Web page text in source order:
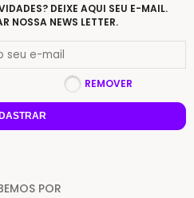
DEIXE AQUI SEU E-MAIL.
NOSSA NEWS LETTER.
REMOVER
POR